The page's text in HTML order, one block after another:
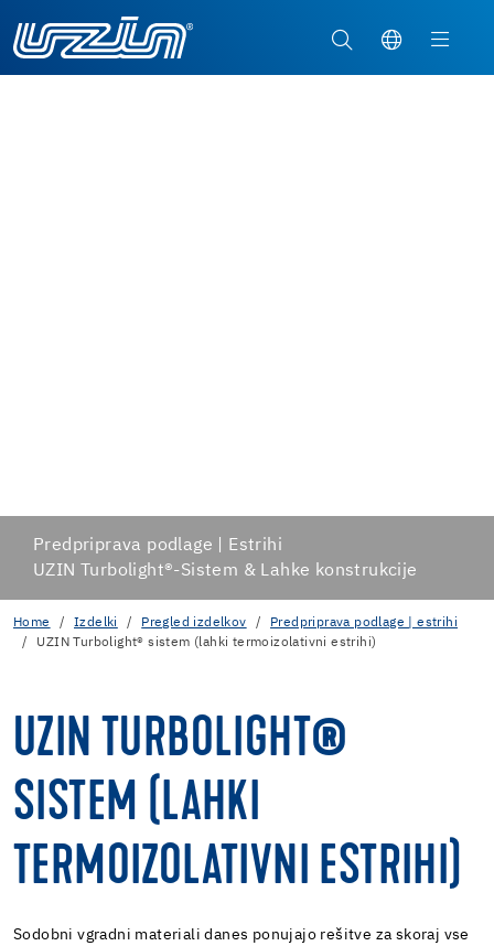
Predpriprava podlage | Estrihi
UZIN Turbolight®-Sistem & Lahke konstrukcije
Home Izdelki Pregled izdelkov
Predpriprava podlage | estrihi
UZIN Turbolight® sistem (lahki termoizolativni estrihi)
UZIN TURBOLIGHT®
SISTEM (LAHKI
TERMOIZOLATIVNI ESTRIHI)
Sodobni vgradni materiali danes ponujajo rešitve za skoraj vse